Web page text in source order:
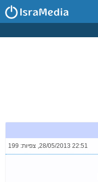
28/05/2013 22:51
, צפיות: 199